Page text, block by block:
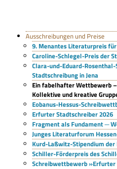
Ausschreibungen und Preise
9. Menantes Literaturpreis
Caroline-Schlegel-Preis der
Clara-und-Eduard-
Stadtschreibung in Jena
Ein fabelhafter Wettbewerb
Kollektive und kreative
Eobanus-Hessus-
Erfurter Stadtschreiber 2026
Fragment als Fundament ─
Junges Literaturforum
Kurd-Laßwitz-Stipendium
Schiller-Förderpreis des
Schreibwettbewerb »Erfurter